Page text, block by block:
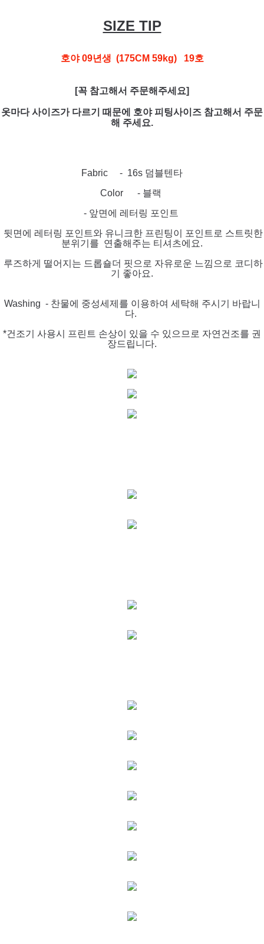
SIZE TIP
호야 09년생 (175CM 59kg) 19호
[꼭 참고해서 주문해주세요]
옷마다 사이즈가 다르기 때문에 호야 피팅사이즈 참고해서 주문
해 주세요.
Fabric - 16s 덤블텐타
Color - 블랙
- 앞면에 레터링 포인트
뒷면에 레터링 포인트와 유니크한 프린팅이 포인트로 스트릿한
분위기를 연출해주는 티셔츠에요.
루즈하게 떨어지는 드롭숄더 핏으로 자유로운 느낌으로 코디하
기 좋아요.
Washing - 찬물에 중성세제를 이용하여 세탁해 주시기 바랍니
다.
*건조기 사용시 프린트 손상이 있을 수 있으므로 자연건조를 권
장드립니다.